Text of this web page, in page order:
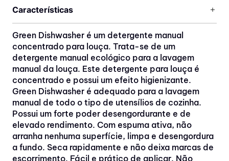
Características
Green Dishwasher é um detergente manual
concentrado para louça. Trata-se de um
detergente manual ecológico para a lavagem
manual da louça. Este detergente para louça é
concentrado e possui um efeito higienizante.
Green Dishwasher é adequado para a lavagem
manual de todo o tipo de utensílios de cozinha.
Possui um forte poder desengordurante e de
elevado rendimento. Com espuma ativa, não
arranha nenhuma superfície, limpa e desengordura
a fundo. Seca rapidamente e não deixa marcas de
escorrimento. Fácil e prático de aplicar. Não